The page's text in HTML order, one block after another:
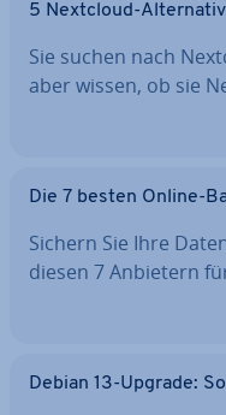
5 Nextcloud-
Sie suchen nach
aber wissen, ob sie
Die 7 besten Online-
Sichern Sie Ihre
diesen 7 Anbietern
Debian 13-Upgrade: